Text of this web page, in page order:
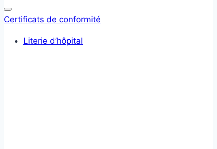
Certificats de conformité
Literie d’hôpital